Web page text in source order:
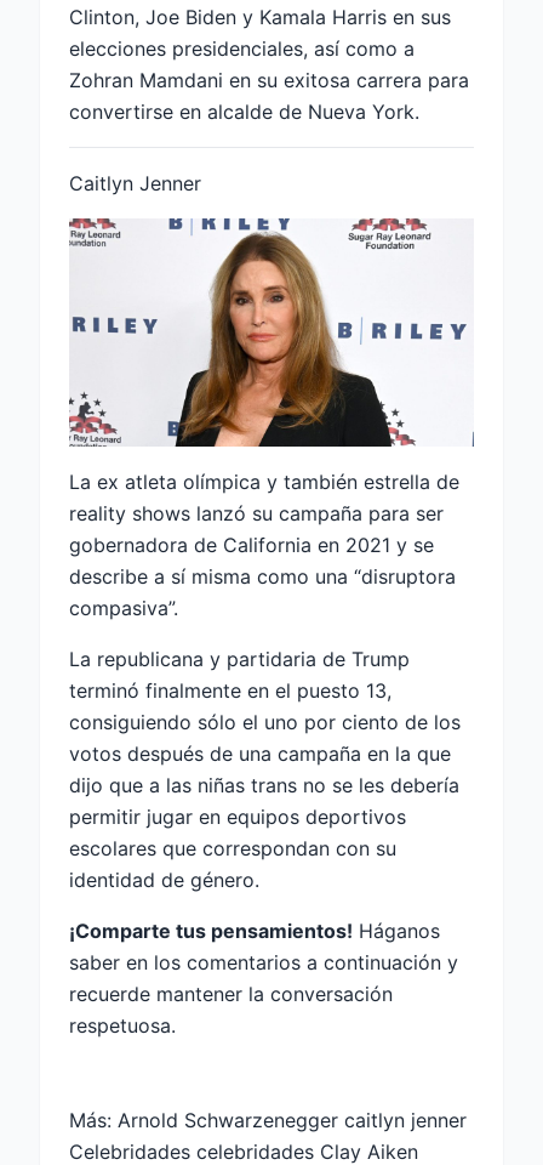
Clinton, Joe Biden y Kamala Harris en sus
elecciones presidenciales, así como a
Zohran Mamdani en su exitosa carrera para
convertirse en alcalde de Nueva York.
Caitlyn Jenner
La ex atleta olímpica y también estrella de
reality shows lanzó su campaña para ser
gobernadora de California en 2021 y se
describe a sí misma como una “disruptora
compasiva”.
La republicana y partidaria de Trump
terminó finalmente en el puesto 13,
consiguiendo sólo el uno por ciento de los
votos después de una campaña en la que
dijo que a las niñas trans no se les debería
permitir jugar en equipos deportivos
escolares que correspondan con su
identidad de género.
¡Comparte tus pensamientos! Háganos
saber en los comentarios a continuación y
recuerde mantener la conversación
respetuosa.
Más: Arnold Schwarzenegger caitlyn jenner
Celebridades celebridades Clay Aiken